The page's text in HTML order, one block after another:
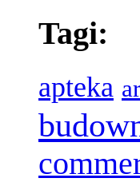
Tagi:
apteka